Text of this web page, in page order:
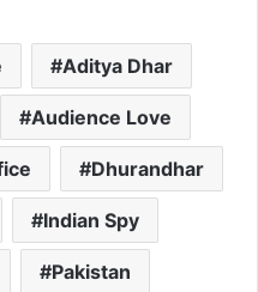
Aditya Dhar
Audience Love
Dhurandhar
Indian Spy
Pakistan